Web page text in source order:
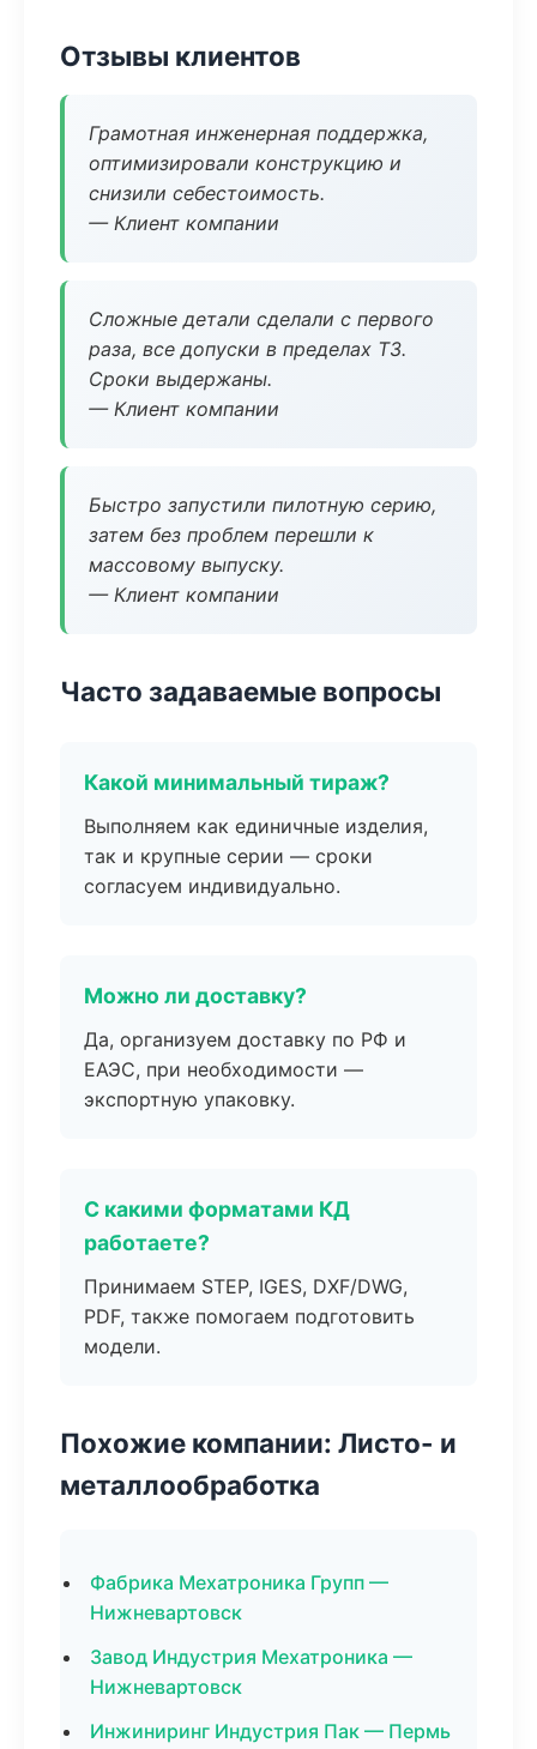
Отзывы клиентов
Грамотная инженерная поддержка,
оптимизировали конструкцию и
снизили себестоимость.
— Клиент компании
Сложные детали сделали с первого
раза, все допуски в пределах ТЗ.
Сроки выдержаны.
— Клиент компании
Быстро запустили пилотную серию,
затем без проблем перешли к
массовому выпуску.
— Клиент компании
Часто задаваемые вопросы
Какой минимальный тираж?
Выполняем как единичные изделия,
так и крупные серии — сроки
согласуем индивидуально.
Можно ли доставку?
Да, организуем доставку по РФ и
ЕАЭС, при необходимости —
экспортную упаковку.
С какими форматами КД
работаете?
Принимаем STEP, IGES, DXF/DWG,
PDF, также помогаем подготовить
модели.
Похожие компании: Листо- и
металлообработка
Фабрика Мехатроника Групп —
Нижневартовск
Завод Индустрия Мехатроника —
Нижневартовск
Инжиниринг Индустрия Пак — Пермь